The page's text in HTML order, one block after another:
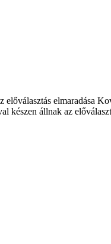
előválasztás elmaradása
készen állnak az